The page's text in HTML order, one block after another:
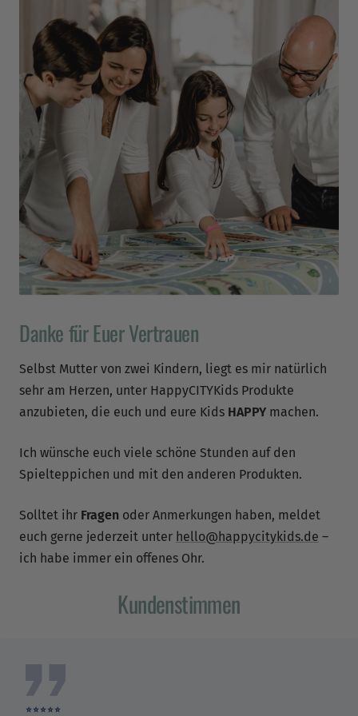
Danke für Euer Vertrauen
Selbst Mutter von zwei Kindern, liegt es mir natürlich
sehr am Herzen, unter HappyCITYKids Produkte
anzubieten, die euch und eure Kids HAPPY machen.
Ich wünsche euch viele schöne Stunden auf den
Spielteppichen und mit den anderen Produkten.
Solltet ihr Fragen oder Anmerkungen haben, meldet
euch gerne jederzeit unter hello@happycitykids.de –
ich habe immer ein offenes Ohr.
Kundenstimmen
⭐️⭐️⭐️⭐️⭐️
riecht überhaupt nicht!
Hilfreich ? Ja 16.6.2026
Verifizierter Kunde
Spielteppich Frankfurt 180 x 130 cm (L)
Wunderbar weicher Teppich, der täglich von den
Kindern bespielt wird. Tolle Qualität,
wunderschöne Farben und tollen Möglichkeiten,
die Stadt zu entdecken.
? Teilen
Twitter
Facebook
16.6.2026
Verifizierter Kunde
Hilfreich ? Teilen
Twitter
Verifizierter Kunde
Hilfreich ? Ja Teilen
Twitter
2.6.2026
Wir haben nun bereits mehrmals die Happy
Citykids Tassen und Brettchen für Neugeborene
und unkompliziert, der Kontakt mit der Firma ist
extrem freundlich und sehr hilfsbereit! Die